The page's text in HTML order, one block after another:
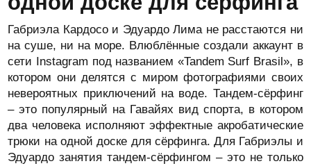
Габриэла Кардосо и Эдуардо Лима не расстаются ни
на суше, ни на море. Влюблённые создали аккаунт в
сети Instagram под названием «Tandem Surf Brasil», в
котором они делятся с миром фотографиями своих
невероятных приключений на воде. Тандем-сёрфинг
– это популярный на Гавайях вид спорта, в котором
два человека исполняют эффектные акробатические
трюки на одной доске для сёрфинга. Для Габриэлы и
Эдуардо занятия тандем-сёрфингом – это не только